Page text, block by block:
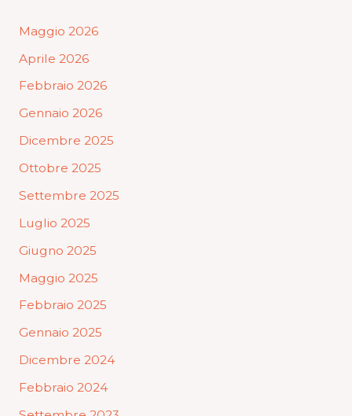
Maggio 2026
Aprile 2026
Febbraio 2026
Gennaio 2026
Dicembre 2025
Ottobre 2025
Settembre 2025
Luglio 2025
Giugno 2025
Maggio 2025
Febbraio 2025
Gennaio 2025
Dicembre 2024
Febbraio 2024